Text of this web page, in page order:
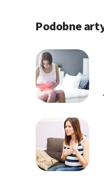
Podobne